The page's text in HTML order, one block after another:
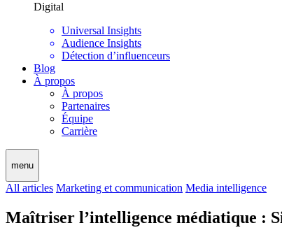
Digital
Universal Insights
Audience Insights
Détection d’influenceurs
Blog
À propos
À propos
Partenaires
Équipe
Carrière
menu
All articles Marketing et communication Media intelligence
Maîtriser l’intelligence médiatique :